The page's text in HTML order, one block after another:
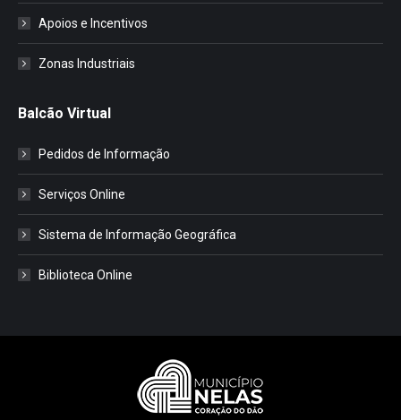
Apoios e Incentivos
Zonas Industriais
Balcão Virtual
Pedidos de Informação
Serviços Online
Sistema de Informação Geográfica
Biblioteca Online